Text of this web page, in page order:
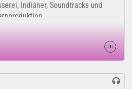
Indianer, Soundtracks und
m